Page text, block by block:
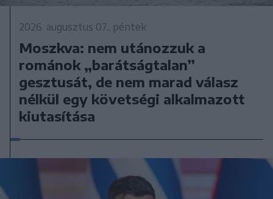
2026. augusztus 07., péntek
Moszkva: nem utánozzuk a
románok „barátságtalan”
gesztusát, de nem marad válasz
nélkül egy követségi alkalmazott
kiutasítása